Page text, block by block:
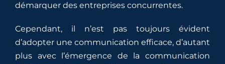
démarquer des entreprises concurrentes.
Cependant, il n’est pas toujours évident
d’adopter une communication efficace, d’autant
plus avec l’émergence de la communication